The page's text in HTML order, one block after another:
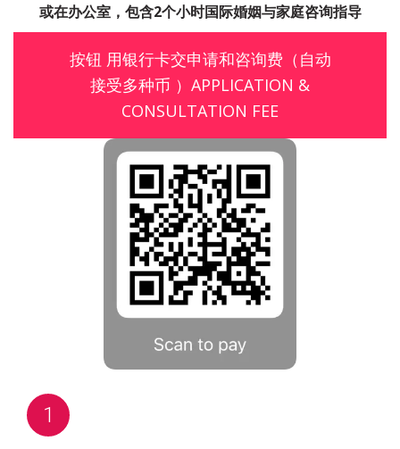
或在办公室，包含2个小时国际婚姻与家庭咨询指导
按钮 用银行卡交申请和咨询费（自动
接受多种币 ）APPLICATION &
CONSULTATION FEE